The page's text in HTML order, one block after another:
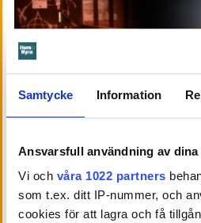
Samtycke Information
Ansvarsfull användning av
Vi och våra 1022 partners
som t.ex. ditt IP-nummer, och
cookies för att lagra och få
Brianna hyrde
katterna – fick bo på
kackerlackor
Möglig tvättstuga, trasigt